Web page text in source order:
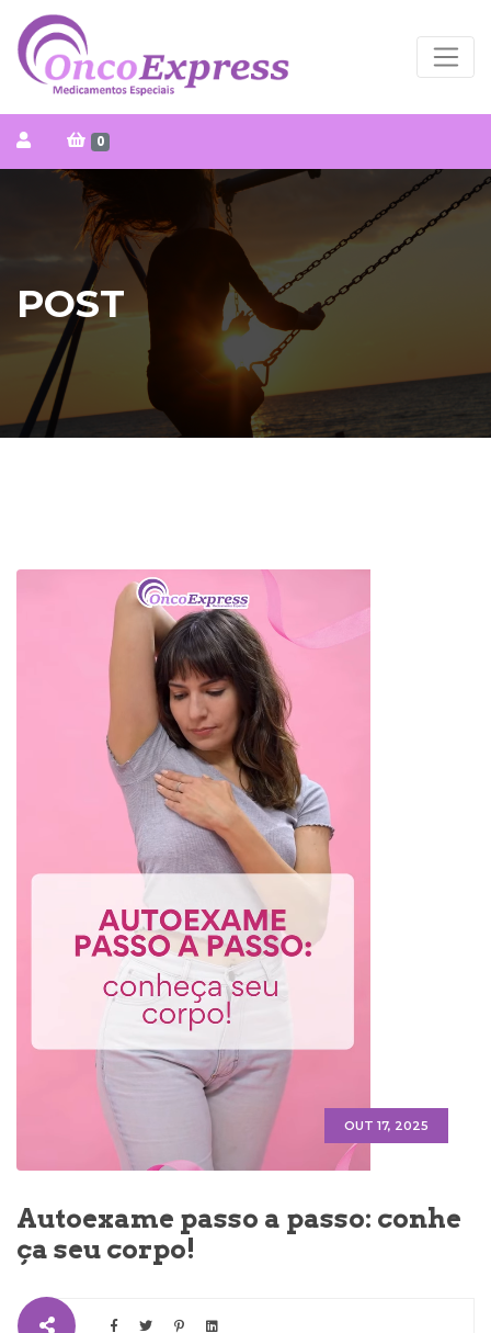
0
POST
OUT 17, 2025
Autoexame passo a passo: conhe
ça seu corpo!